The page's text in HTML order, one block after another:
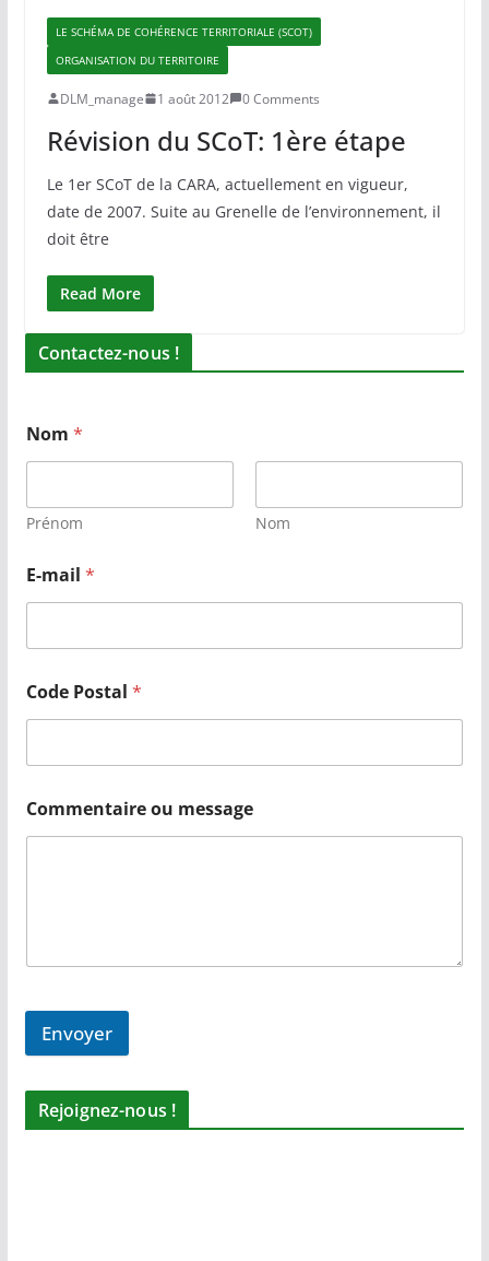
LE SCHÉMA DE COHÉRENCE TERRITORIALE (SCOT)
ORGANISATION DU TERRITOIRE
DLM_manage 1 août 2012 0 Comments
Révision du SCoT: 1ère étape
Le 1er SCoT de la CARA, actuellement en vigueur,
date de 2007. Suite au Grenelle de l’environnement, il
doit être
Read More
Contactez-nous !
Nom *
Prénom Nom
E-mail *
Code Postal *
Commentaire ou message
Envoyer
Rejoignez-nous !